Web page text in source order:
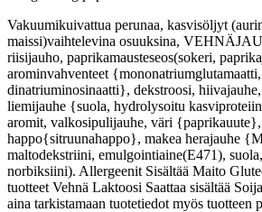
Vakuumikuivattua perunaa, kasvisöljyt
maissi)vaihtelevina osuuksina,
riisijauho, paprikamausteseos(sokeri,
arominvahventeet
dinatriuminosinaatti}, dekstroosi,
liemijauhe {suola, hydrolysoitu
aromit, valkosipulijauhe, väri {paprikauute},
happo{sitruunahappo}, makea herajauhe
maltodekstriini, emulgointiaine(E471),
norbiksiini). Allergeenit Sisältää Maito
tuotteet Vehnä Laktoosi Saattaa sisältää
aina tarkistamaan tuotetiedot myös tuotteen